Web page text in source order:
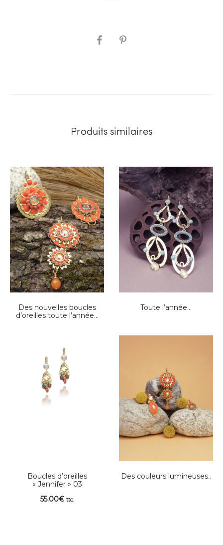
SHARE
Produits similaires
Des nouvelles boucles
d’oreilles toute l’année…
Toute l’année…
Boucles d’oreilles
« Jennifer » 03
55.00€ ttc.
Des couleurs lumineuses..